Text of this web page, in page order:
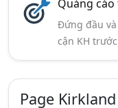
Quảng
Đứng đầu
cận KH
Page